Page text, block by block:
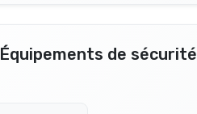
Équipements de sécurité